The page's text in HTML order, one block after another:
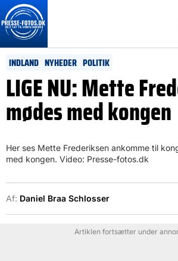
INDLAND NYHEDER POLITIK
LIGE NU: Mette
mødes med kongen
Her ses Mette Frederiksen ankomme til
med kongen. Video: Presse-fotos.dk
Af: Daniel Braa Schlosser
Artiklen fortsætter under